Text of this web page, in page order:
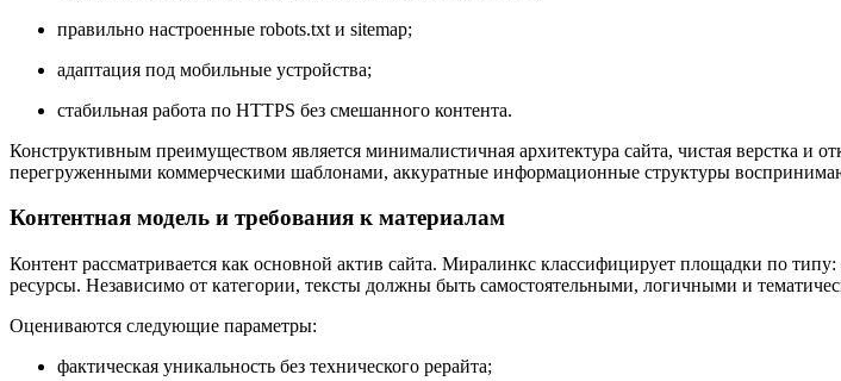
правильно настроенные robots.txt и sitemap;
адаптация под мобильные устройства;
стабильная работа по HTTPS без смешанного контента.
Конструктивным преимуществом является минималистичная архитектура сайта, чистая верстка
перегруженными коммерческими шаблонами, аккуратные информационные структуры
Контентная модель и требования к материалам
Контент рассматривается как основной актив сайта. Миралинкс классифицирует площадки по
ресурсы. Независимо от категории, тексты должны быть самостоятельными, логичными и
Оцениваются следующие параметры:
фактическая уникальность без технического рерайта;